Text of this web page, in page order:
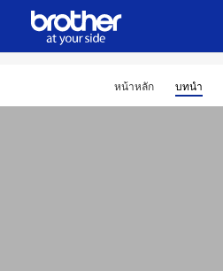
หน้าหลัก บทนำ